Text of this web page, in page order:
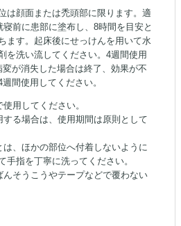
は顔面または禿頭部に限ります。適
前に患部に塗布し、8時間を目安と
ます。起床後にせっけんを用いて水
を洗い流してください。4週間使用
が消失した場合は終了、効果が不
間使用してください。
用してください。
る場合は、使用期間は原則として
、ほかの部位へ付着しないように
指を丁寧に洗ってください。
そうこうやテープなどで覆わない